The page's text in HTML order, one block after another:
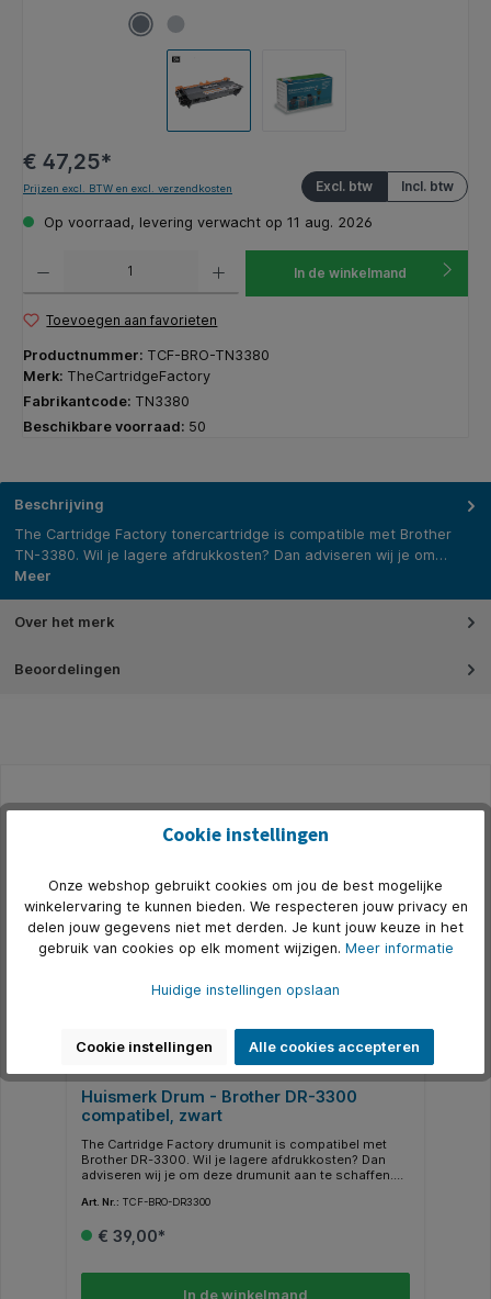
€ 47,25*
Incl. btw
Excl. btw
Prijzen excl. BTW en excl. verzendkosten
Op voorraad, levering verwacht op 11 aug. 2026
In de winkelmand
Toevoegen aan favorieten
Productnummer: TCF-BRO-TN3380
Merk: TheCartridgeFactory
Fabrikantcode: TN3380
Beschikbare voorraad: 50
Beschrijving
The Cartridge Factory tonercartridge is compatible met Brother
TN-3380. Wil je lagere afdrukkosten? Dan adviseren wij je om…
Meer
Over het merk
Beoordelingen
Huismerk Drum - Brother DR-3300
compatibel, zwart
The Cartridge Factory drumunit is compatibel met
Brother DR-3300. Wil je lagere afdrukkosten? Dan
adviseren wij je om deze drumunit aan te schaffen.
drumunit is uitwisselbaar met de originele drumunit
eisen die de zakelijke gebruiker van een huismerk
Art. Nr.: TCF-BRO-DR3300
€ 39,00*
In de winkelmand
Cookie instellingen
Onze webshop gebruikt cookies om jou de best mogelijke
winkelervaring te kunnen bieden. We respecteren jouw privacy en
delen jouw gegevens niet met derden. Je kunt jouw keuze in het
gebruik van cookies op elk moment wijzigen. Meer informatie
Huidige instellingen opslaan
Cookie instellingen Alle cookies accepteren